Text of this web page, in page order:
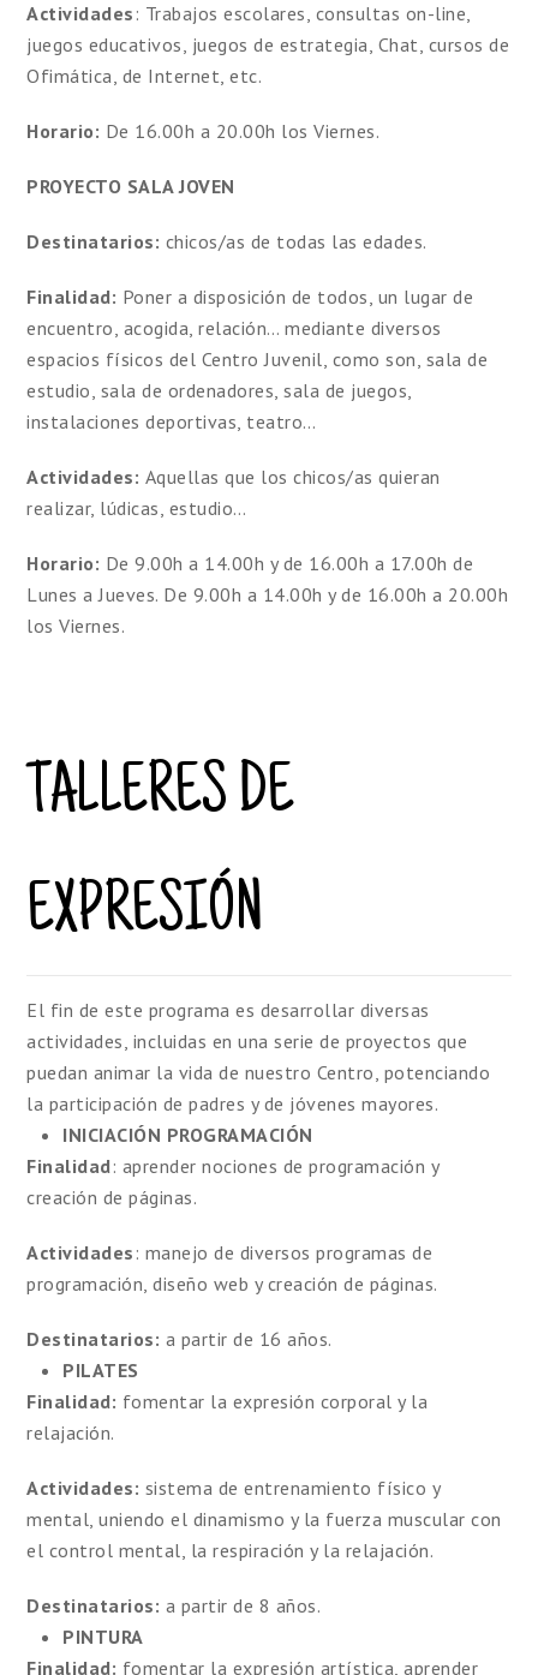
Actividades : Trabajos escolares, consultas on-line,
juegos educativos, juegos de estrategia, Chat, cursos de
Ofimática, de Internet, etc.
Horario: De 16.00h a 20.00h los Viernes.
PROYECTO SALA JOVEN
Destinatarios: chicos/as de todas las edades.
Finalidad: Poner a disposición de todos, un lugar de
encuentro, acogida, relación… mediante diversos
espacios físicos del Centro Juvenil, como son, sala de
estudio, sala de ordenadores, sala de juegos,
instalaciones deportivas, teatro…
Actividades: Aquellas que los chicos/as quieran
realizar, lúdicas, estudio…
Horario: De 9.00h a 14.00h y de 16.00h a 17.00h de
Lunes a Jueves. De 9.00h a 14.00h y de 16.00h a 20.00h
los Viernes.
TALLERES DE
EXPRESIÓN
El fin de este programa es desarrollar diversas
actividades, incluidas en una serie de proyectos que
puedan animar la vida de nuestro Centro, potenciando
la participación de padres y de jóvenes mayores.
INICIACIÓN PROGRAMACIÓN
Finalidad: aprender nociones de programación y
creación de páginas.
Actividades : manejo de diversos programas de
programación, diseño web y creación de páginas.
Destinatarios: a partir de 16 años.
PILATES
Finalidad: fomentar la expresión corporal y la
relajación.
Actividades: sistema de entrenamiento físico y
mental, uniendo el dinamismo y la fuerza muscular con
el control mental, la respiración y la relajación.
Destinatarios: a partir de 8 años.
PINTURA
Finalidad: fomentar la expresión artística, aprender